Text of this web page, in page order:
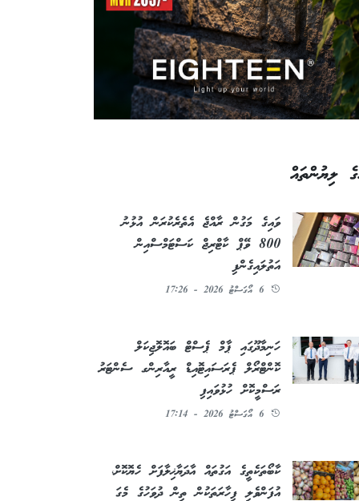
ލިޔުންތައް
ވައިގެ މަގުން ރާއްޖެ އެތެރެކުރަން އުޅުނު
800 ވޭޕް ކާޓްރިޖް ކަސްޓަމްސްއިން
އަތުލައިގެންފި
6 އޯގަސްޓު 2026 - 17:26
ހަނިމާދޫގައި ޕާމް ޕެސްޓް ބައޮލޮޖިކަލް
ކޮންޓްރޯލް ޕެރަސައިޓޮއިޑް ރީއާރިންގ ސެންޓަރު
ރަސްމީކޮށް ހުޅުވައިފި
6 އޯގަސްޓު 2026 - 17:14
ކާބޯތަކެތީގެ އަގުތައް އާދަޔާޚިލާފަށް ހެޔޮކޮށް،
އުފަންވެލި ފިހާރަތަކުން ތިން ދުވަހުގެ މެގަ